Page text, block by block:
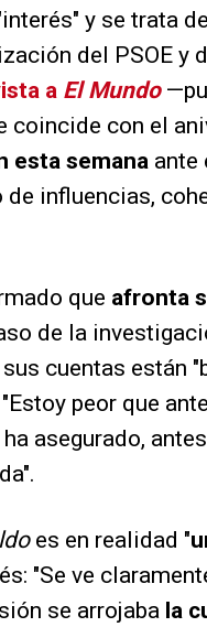
y se trata
del PSOE y
a El Mundo
coincide con el
esta semana ante
influencias,
que afronta
de la
cuentas están
peor que
asegurado,
es en realidad "
"Se ve
se arrojaba la